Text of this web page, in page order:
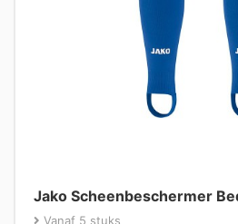
Jako Scheenbeschermer
Vanaf 5 stuks